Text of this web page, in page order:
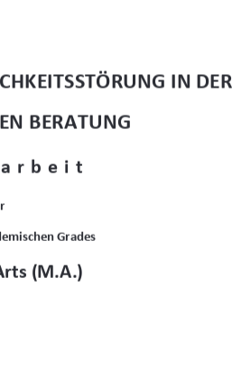
IN DER
BERATUNG
Grades
(M.A.)